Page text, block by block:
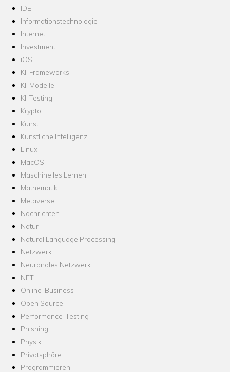
IDE
Informationstechnologie
Internet
Investment
iOS
KI-Frameworks
KI-Modelle
KI-Testing
Krypto
Kunst
Künstliche Intelligenz
Linux
MacOS
Maschinelles Lernen
Mathematik
Metaverse
Nachrichten
Natur
Natural Language Processing
Netzwerk
Neuronales Netzwerk
NFT
Online-Business
Open Source
Performance-Testing
Phishing
Physik
Privatsphäre
Programmieren